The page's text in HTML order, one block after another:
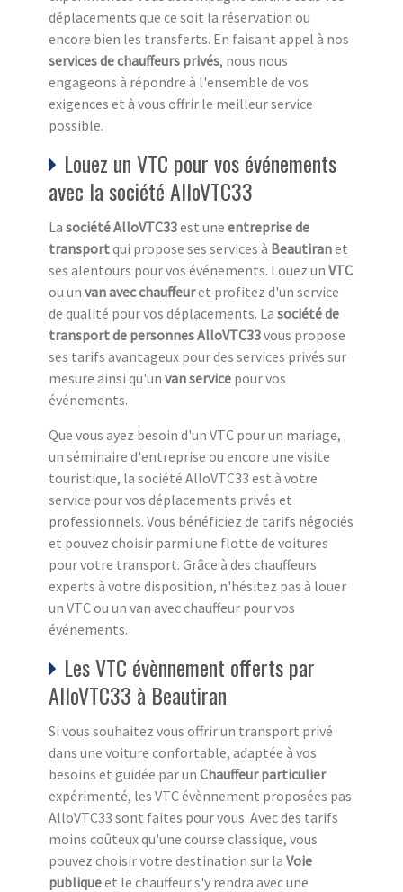
déplacements que ce soit la réservation ou
encore bien les transferts. En faisant appel à nos
services de chauffeurs privés, nous nous
engageons à répondre à l'ensemble de vos
exigences et à vous offrir le meilleur service
possible.
Louez un VTC pour vos événements
avec la société AlloVTC33
La société AlloVTC33est une entreprise de
transportqui propose ses services à Beautiranet
ses alentours pour vos événements. Louez un VTC
ou un van avec chauffeuret profitez d'un service
de qualité pour vos déplacements. La société de
transport de personnes AlloVTC33vous propose
ses tarifs avantageux pour des services privés sur
mesure ainsi qu'un van service pour vos
événements.
Que vous ayez besoin d'un VTC pour un mariage,
un séminaire d'entreprise ou encore une visite
touristique, la société AlloVTC33 est à votre
service pour vos déplacements privés et
professionnels. Vous bénéficiez de tarifs négociés
et pouvez choisir parmi une flotte de voitures
pour votre transport. Grâce à des chauffeurs
experts à votre disposition, n'hésitez pas à louer
un VTC ou un van avec chauffeur pour vos
événements.
Les VTC évènnement offerts par
AlloVTC33 à Beautiran
Si vous souhaitez vous offrir un transport privé
dans une voiture confortable, adaptée à vos
besoins et guidée par un Chauffeur particulier
expérimenté, les VTC évènnement proposées pas
AlloVTC33 sont faites pour vous. Avec des tarifs
moins coûteux qu'une course classique, vous
pouvez choisir votre destination sur la Voie
publiqueet le chauffeur s'y rendra avec une